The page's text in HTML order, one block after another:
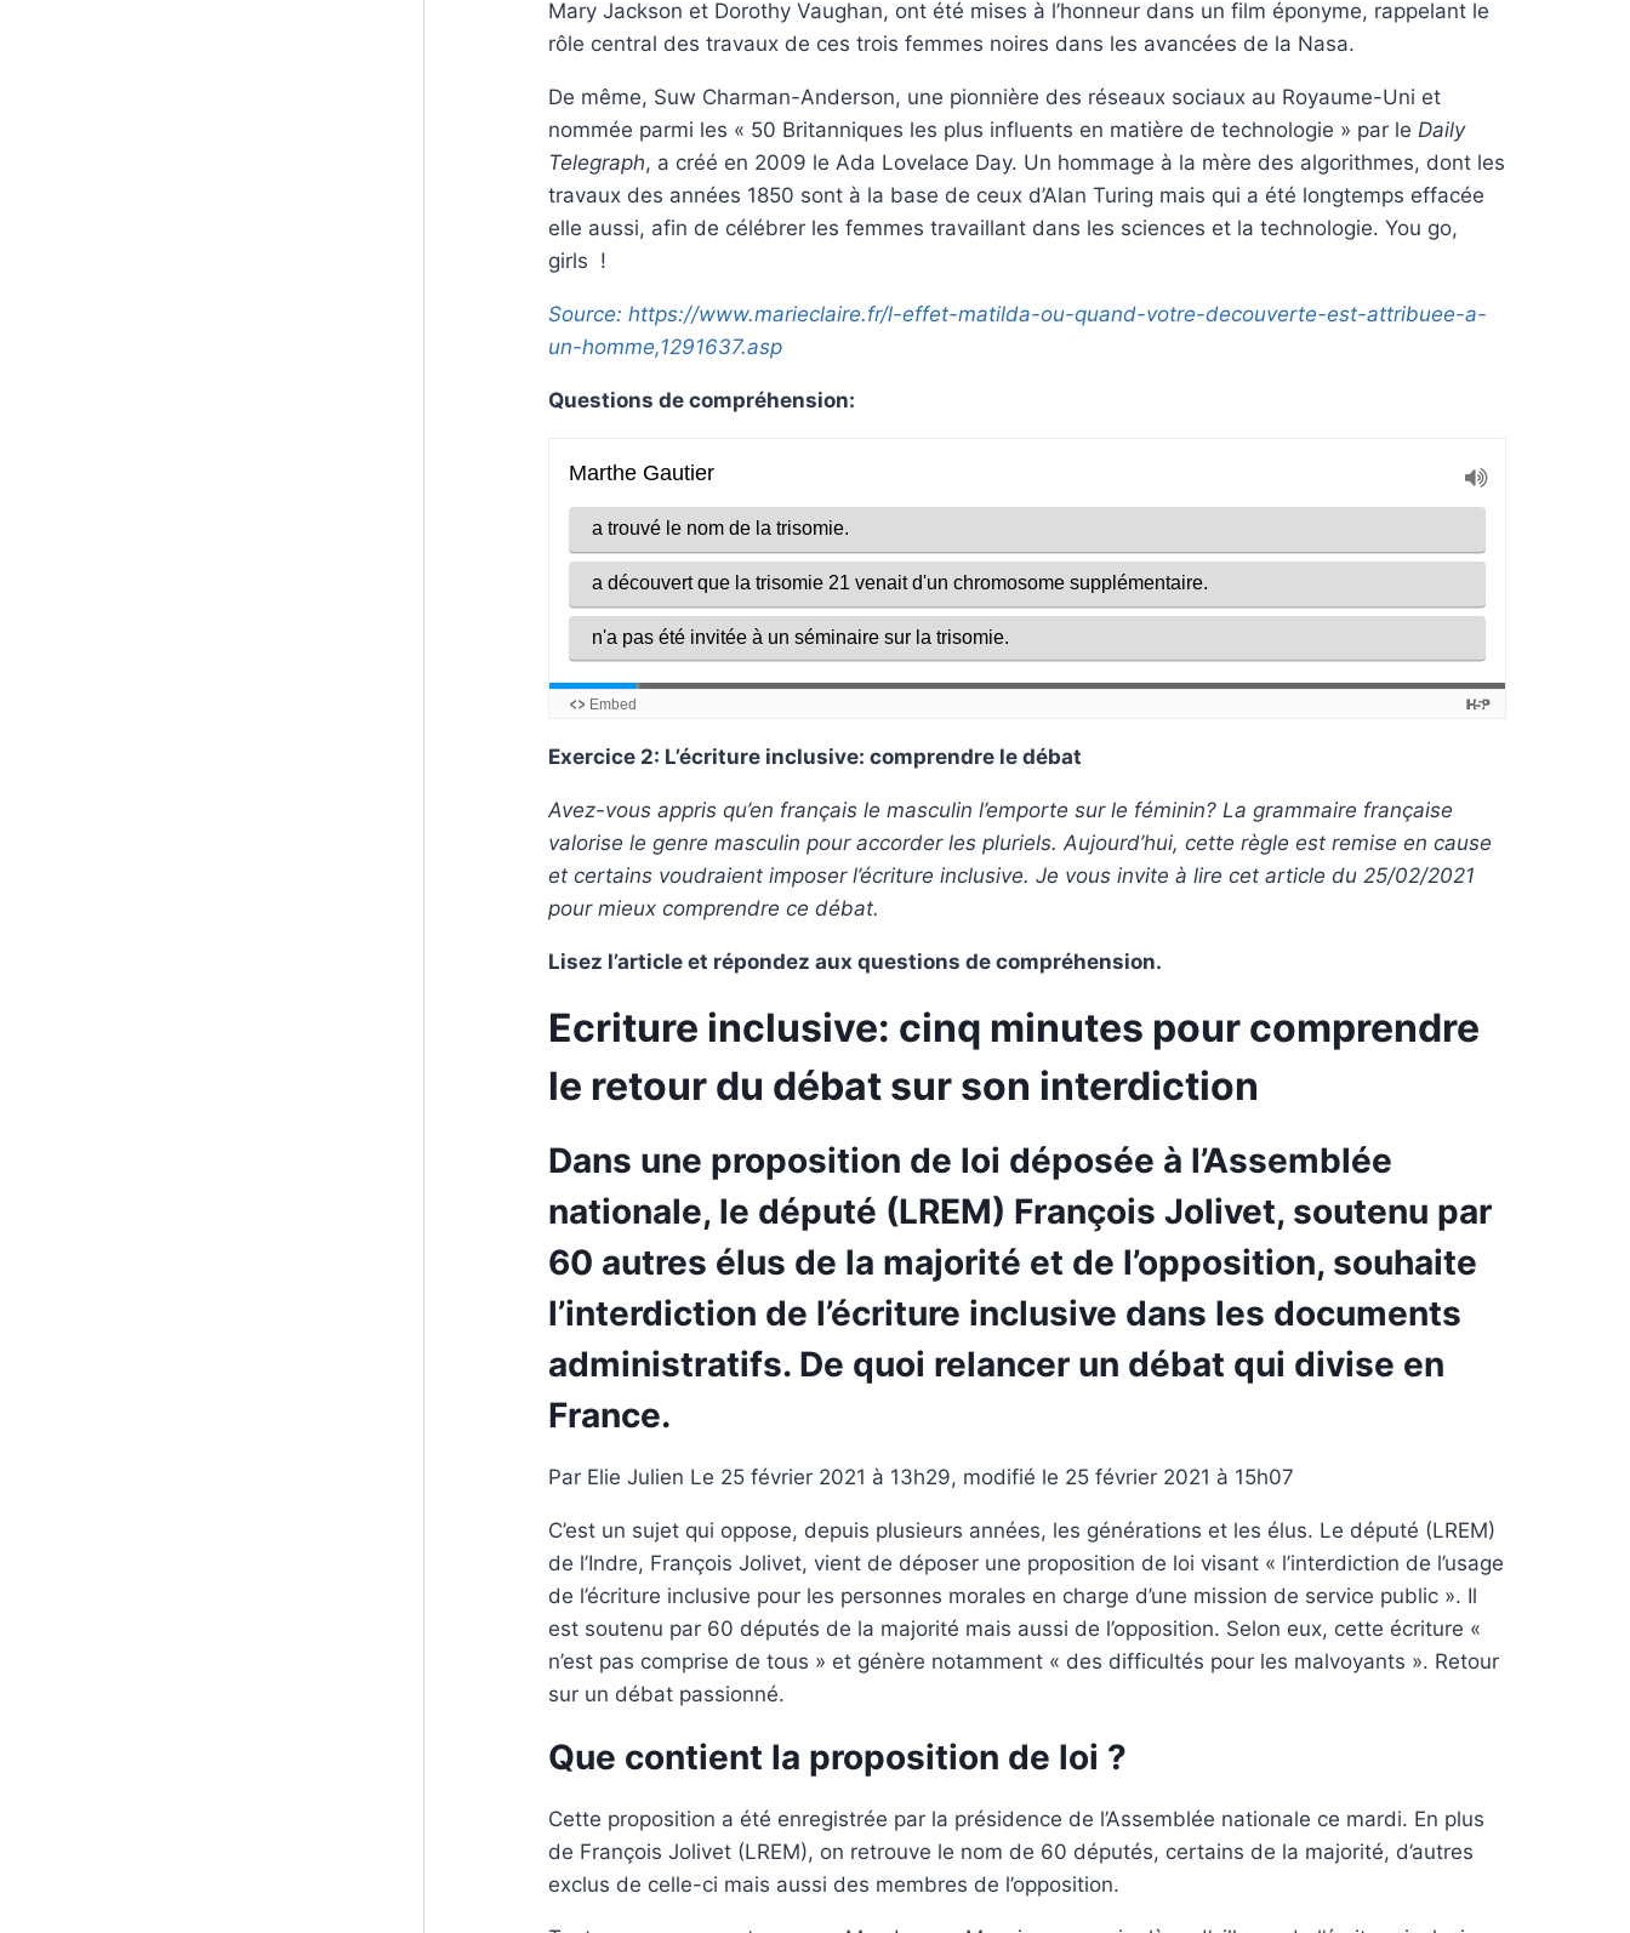
Mary Jackson et Dorothy Vaughan, ont été mises à l’honneur dans un film éponyme, rappelant le
rôle central des travaux de ces trois femmes noires dans les avancées de la Nasa.
De même, Suw Charman-Anderson, une pionnière des réseaux sociaux au Royaume-Uni et
nommée parmi les « 50 Britanniques les plus influents en matière de technologie » par le Daily
Telegraph, a créé en 2009 le Ada Lovelace Day. Un hommage à la mère des algorithmes, dont les
travaux des années 1850 sont à la base de ceux d’Alan Turing mais qui a été longtemps effacée
elle aussi, afin de célébrer les femmes travaillant dans les sciences et la technologie. You go,
girls !
Source: https://www.marieclaire.fr/l-effet-matilda-ou-quand-votre-decouverte-est-attribuee-a-
un-homme,1291637.asp
Questions de compréhension:
Exercice 2: L’écriture inclusive: comprendre le débat
Avez-vous appris qu’en français le masculin l’emporte sur le féminin? La grammaire française
valorise le genre masculin pour accorder les pluriels. Aujourd’hui, cette règle est remise en cause
et certains voudraient imposer l’écriture inclusive. Je vous invite à lire cet article du 25/02/2021
pour mieux comprendre ce débat.
Lisez l’article et répondez aux questions de compréhension.
Ecriture inclusive: cinq minutes pour comprendre
le retour du débat sur son interdiction
Dans une proposition de loi déposée à l’Assemblée
nationale, le député (LREM) François Jolivet, soutenu par
60 autres élus de la majorité et de l’opposition, souhaite
l’interdiction de l’écriture inclusive dans les documents
administratifs. De quoi relancer un débat qui divise en
France.
Par Elie Julien Le 25 février 2021 à 13h29, modifié le 25 février 2021 à 15h07
C’est un sujet qui oppose, depuis plusieurs années, les générations et les élus. Le député (LREM)
de l’Indre, François Jolivet, vient de déposer une proposition de loi visant « l’interdiction de l’usage
de l’écriture inclusive pour les personnes morales en charge d’une mission de service public ». Il
est soutenu par 60 députés de la majorité mais aussi de l’opposition. Selon eux, cette écriture «
n’est pas comprise de tous » et génère notamment « des difficultés pour les malvoyants ». Retour
sur un débat passionné.
Que contient la proposition de loi ?
Cette proposition a été enregistrée par la présidence de l’Assemblée nationale ce mardi. En plus
de François Jolivet (LREM), on retrouve le nom de 60 députés, certains de la majorité, d’autres
exclus de celle-ci mais aussi des membres de l’opposition.